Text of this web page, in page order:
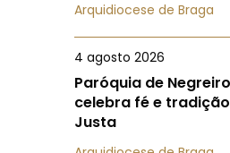
Arquidiocese de Braga
4 agosto 2026
Paróquia de
celebra fé e
Justa